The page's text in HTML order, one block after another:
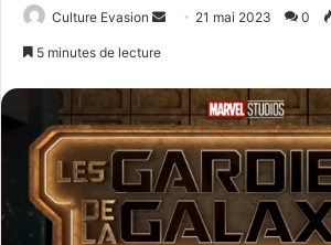
Culture Evasion
o
y
e
r
n
21 mai 2023 0
5 minutes de lecture